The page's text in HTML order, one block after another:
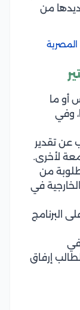
من
أو ما
وفي
عن تقدير
لأخرى.
من
في
البرنامج
في
إرفاق